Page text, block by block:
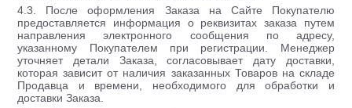
4.3. После оформления Заказа на Сайте Покупателю
предоставляется информация о реквизитах заказа путем
направления электронного сообщения по адресу,
указанному Покупателем при регистрации. Менеджер
уточняет детали Заказа, согласовывает дату доставки,
которая зависит от наличия заказанных Товаров на складе
Продавца и времени, необходимого для обработки и
доставки Заказа.